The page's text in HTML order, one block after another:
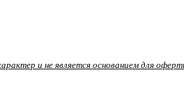
и не является основанием для